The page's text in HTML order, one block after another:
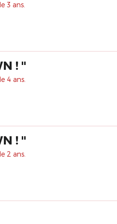
3 ans.
! "
4 ans.
! "
2 ans.